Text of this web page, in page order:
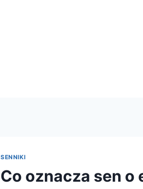
SENNIKI
Co oznacza sen